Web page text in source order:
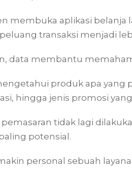
membuka aplikasi
transaksi menjadi
data membantu
produk apa yang
hingga jenis promosi
tidak lagi
potensial.
personal sebuah